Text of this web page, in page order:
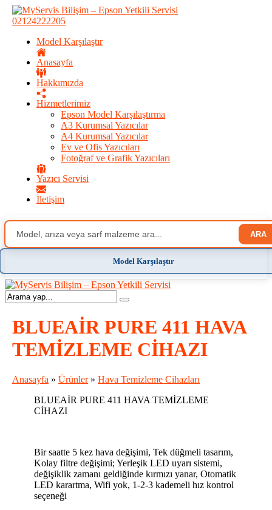
02124222205
Model Karşılaştır
Anasayfa
Hakkımızda
Hizmetlerimiz
Epson Model Karşılaştırma
A3 Kurumsal Yazıcılar
A4 Kurumsal Yazıcılar
Ev ve Ofis Yazıcıları
Fotoğraf ve Grafik Yazıcıları
Yazıcı Servisi
İletişim
ARA
Model Karşılaştır
BLUEAİR PURE 411 HAVA
TEMİZLEME CİHAZI
Anasayfa » Ürünler» Hava Temizleme Cihazları
BLUEAİR PURE 411 HAVA TEMİZLEME
CİHAZI
Bir saatte 5 kez hava değişimi, Tek düğmeli tasarım,
Kolay filtre değişimi; Yerleşik LED uyarı sistemi,
değişiklik zamanı geldiğinde kırmızı yanar, Otomatik
LED karartma, Wifi yok, 1-2-3 kademeli hız kontrol
seçeneği